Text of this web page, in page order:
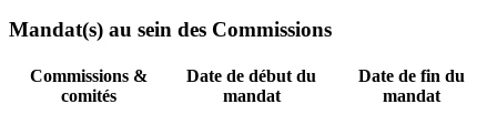
Mandat(s) au sein des Commissions
Commissions &
comités
Date de début du
mandat
Date de fin du
mandat